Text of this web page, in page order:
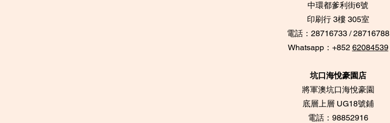
中環都爹利街6號
​印刷行 3樓 305室
電話：28716733 / 28716788
Whatsapp：+852 62084539
坑口海悅豪園店
將軍澳坑口海悅豪園
底層上層 UG18號鋪
​電話：98852916